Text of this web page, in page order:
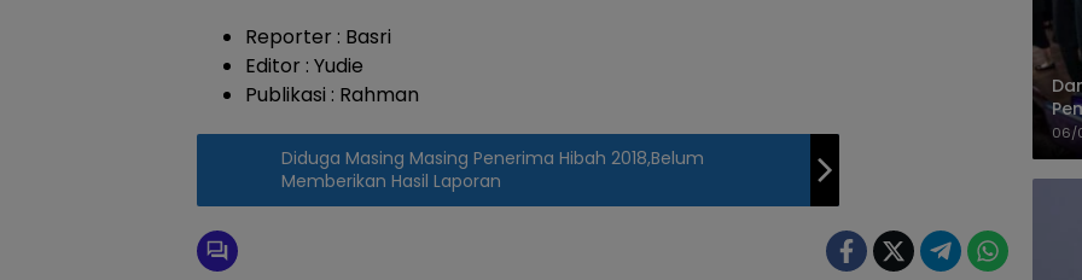
Reporter : Basri
Editor : Yudie
Publikasi : Rahman
Diduga Masing Masing Penerima Hibah 2018,Belum
Memberikan Hasil Laporan
06/